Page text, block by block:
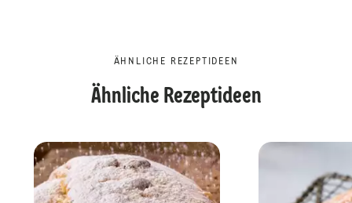
ÄHNLICHE REZEPTIDEEN
Ähnliche Rezeptideen